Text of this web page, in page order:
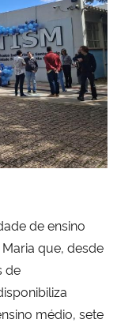
de ensino
que, desde
de
médio, sete